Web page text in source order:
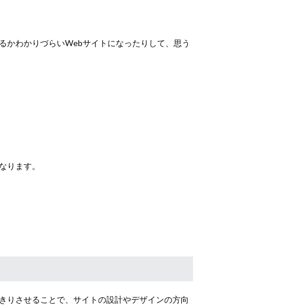
かわかりづらいWebサイトになったりして、思う
ります。
りさせることで、サイトの設計やデザインの方向